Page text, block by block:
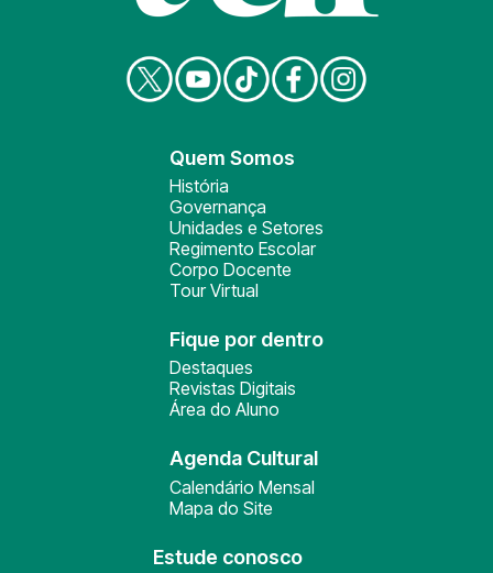
Quem Somos
História
Governança
Unidades e Setores
Regimento Escolar
Corpo Docente
Tour Virtual
Fique por dentro
Destaques
Revistas Digitais
Área do Aluno
Agenda Cultural
Calendário Mensal
Mapa do Site
Estude conosco